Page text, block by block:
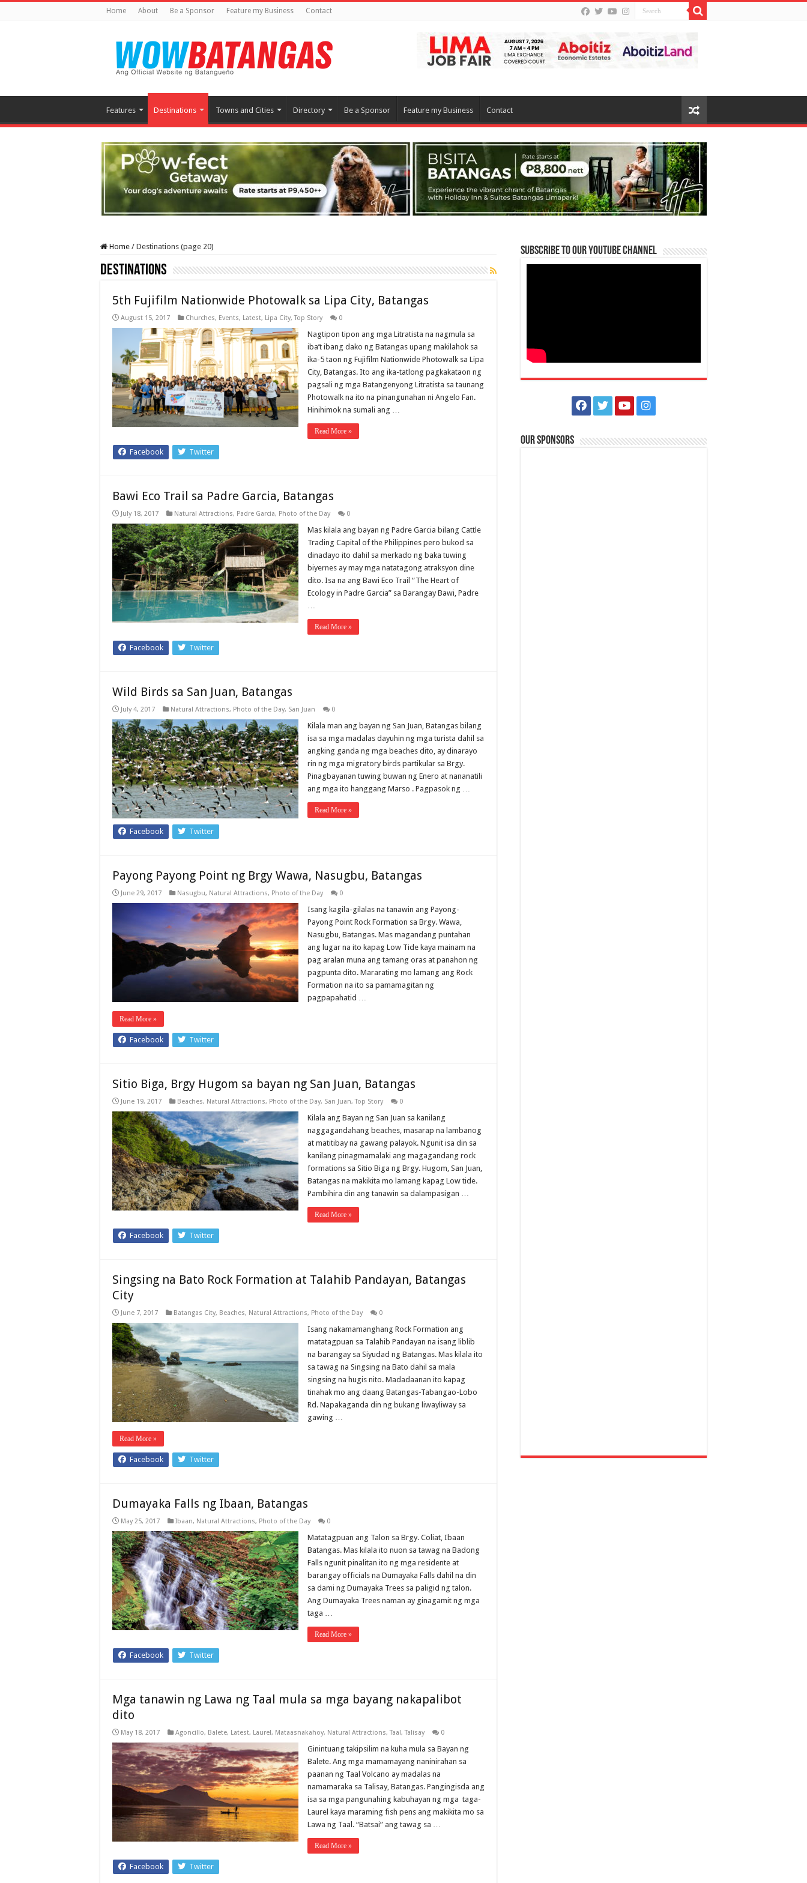
Home About Be a Sponsor Feature my Business Contact
Features Destinations Towns and Cities Directory Be a Sponsor Feature my Business Contact
Home / Destinations (page 20)
Destinations
5th Fujifilm Nationwide Photowalk sa Lipa City, Batangas
August 15, 2017 Churches, Events, Latest, Lipa City,Top Story 0
Nagtipon tipon ang mga Litratista na nagmula sa
iba’t ibang dako ng Batangas upang makilahok sa
ika-5 taon ng Fujifilm Nationwide Photowalk sa Lipa
City, Batangas. Ito ang ika-tatlong pagkakataon ng
pagsali ng mga Batangenyong Litratista sa taunang
Photowalk na ito na pinangunahan ni Angelo Fan.
Hinihimok na sumali ang …
Read More »
Facebook Twitter
Bawi Eco Trail sa Padre Garcia, Batangas
July 18, 2017 Natural Attractions, Padre Garcia, Photo of the Day 0
Mas kilala ang bayan ng Padre Garcia bilang Cattle
Trading Capital of the Philippines pero bukod sa
dinadayo ito dahil sa merkado ng baka tuwing
biyernes ay may mga natatagong atraksyon dine
dito. Isa na ang Bawi Eco Trail “The Heart of
Ecology in Padre Garcia” sa Barangay Bawi, Padre
…
Read More »
Facebook Twitter
Wild Birds sa San Juan, Batangas
July 4, 2017 Natural Attractions, Photo of the Day, San Juan 0
Kilala man ang bayan ng San Juan, Batangas bilang
isa sa mga madalas dayuhin ng mga turista dahil sa
angking ganda ng mga beaches dito, ay dinarayo
rin ng mga migratory birds partikular sa Brgy.
Pinagbayanan tuwing buwan ng Enero at nananatili
ang mga ito hanggang Marso . Pagpasok ng …
Read More »
Facebook Twitter
Payong Payong Point ng Brgy Wawa, Nasugbu, Batangas
June 29, 2017 Nasugbu, Natural Attractions, Photo of the Day 0
Isang kagila-gilalas na tanawin ang Payong-
Payong Point Rock Formation sa Brgy. Wawa,
Nasugbu, Batangas. Mas magandang puntahan
ang lugar na ito kapag Low Tide kaya mainam na
pag aralan muna ang tamang oras at panahon ng
pagpunta dito. Mararating mo lamang ang Rock
Formation na ito sa pamamagitan ng
pagpapahatid …
Read More »
Facebook Twitter
Sitio Biga, Brgy Hugom sa bayan ng San Juan, Batangas
June 19, 2017 Beaches, Natural Attractions, Photo of the Day, San Juan,Top Story 0
Kilala ang Bayan ng San Juan sa kanilang
naggagandahang beaches, masarap na lambanog
at matitibay na gawang palayok. Ngunit isa din sa
kanilang pinagmamalaki ang magagandang rock
formations sa Sitio Biga ng Brgy. Hugom, San Juan,
Batangas na makikita mo lamang kapag Low tide.
Pambihira din ang tanawin sa dalampasigan …
Read More »
Facebook Twitter
Singsing na Bato Rock Formation at Talahib Pandayan, Batangas
City
June 7, 2017 Batangas City, Beaches, Natural Attractions, Photo of the Day 0
Isang nakamamanghang Rock Formation ang
matatagpuan sa Talahib Pandayan na isang liblib
na barangay sa Siyudad ng Batangas. Mas kilala ito
sa tawag na Singsing na Bato dahil sa mala
singsing na hugis nito. Madadaanan ito kapag
tinahak mo ang daang Batangas-Tabangao-Lobo
Rd. Napakaganda din ng bukang liwayliway sa
gawing …
Read More »
Facebook Twitter
Dumayaka Falls ng Ibaan, Batangas
May 25, 2017 Ibaan, Natural Attractions, Photo of the Day 0
Matatagpuan ang Talon sa Brgy. Coliat, Ibaan
Batangas. Mas kilala ito nuon sa tawag na Badong
Falls ngunit pinalitan ito ng mga residente at
barangay officials na Dumayaka Falls dahil na din
sa dami ng Dumayaka Trees sa paligid ng talon.
Ang Dumayaka Trees naman ay ginagamit ng mga
taga …
Read More »
Facebook Twitter
Mga tanawin ng Lawa ng Taal mula sa mga bayang nakapalibot
dito
May 18, 2017 Agoncillo, Balete, Latest, Laurel, Mataasnakahoy, Natural Attractions,Taal,Talisay 0
Ginintuang takipsilim na kuha mula sa Bayan ng
Balete. Ang mga mamamayang naninirahan sa
paanan ng Taal Volcano ay madalas na
namamaraka sa Talisay, Batangas. Pangingisda ang
isa sa mga pangunahing kabuhayan ng mga taga-
Laurel kaya maraming fish pens ang makikita mo sa
Lawa ng Taal. “Batsai” ang tawag sa …
Read More »
Facebook Twitter
Subscribe to our Youtube Channel
Our Sponsors